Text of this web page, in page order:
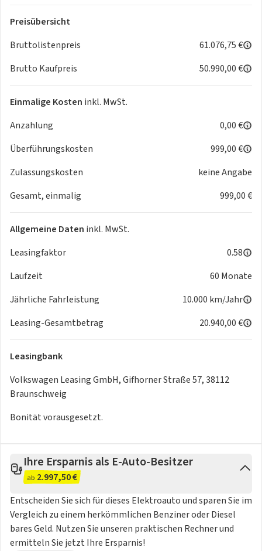
Preisübersicht
Bruttolistenpreis
61.076,75 €
Brutto Kaufpreis
50.990,00 €
Einmalige Kosten inkl. MwSt.
Anzahlung
0,00 €
Überführungskosten
999,00 €
Zulassungskosten
keine Angabe
Gesamt, einmalig
999,00 €
Allgemeine Daten inkl. MwSt.
Leasingfaktor
0.58
Laufzeit
60 Monate
Jährliche Fahrleistung
10.000 km/Jahr
Leasing-Gesamtbetrag
20.940,00 €
Leasingbank
Volkswagen Leasing GmbH, Gifhorner Straße 57, 38112
Braunschweig
Bonität vorausgesetzt.
Ihre Ersparnis als E-Auto-Besitzer
ab 2.997,50 €
Entscheiden Sie sich für dieses Elektroauto und sparen Sie im
Vergleich zu einem herkömmlichen Benziner oder Diesel
bares Geld. Nutzen Sie unseren praktischen Rechner und
ermitteln Sie jetzt Ihre Ersparnis!